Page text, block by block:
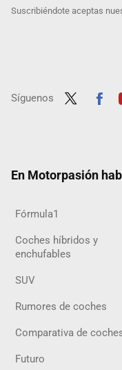
Suscribiéndote aceptas
Síguenos
En Motorpasión
Fórmula1
Coches híbridos y
enchufables
SUV
Rumores de coches
Comparativa de
Futuro